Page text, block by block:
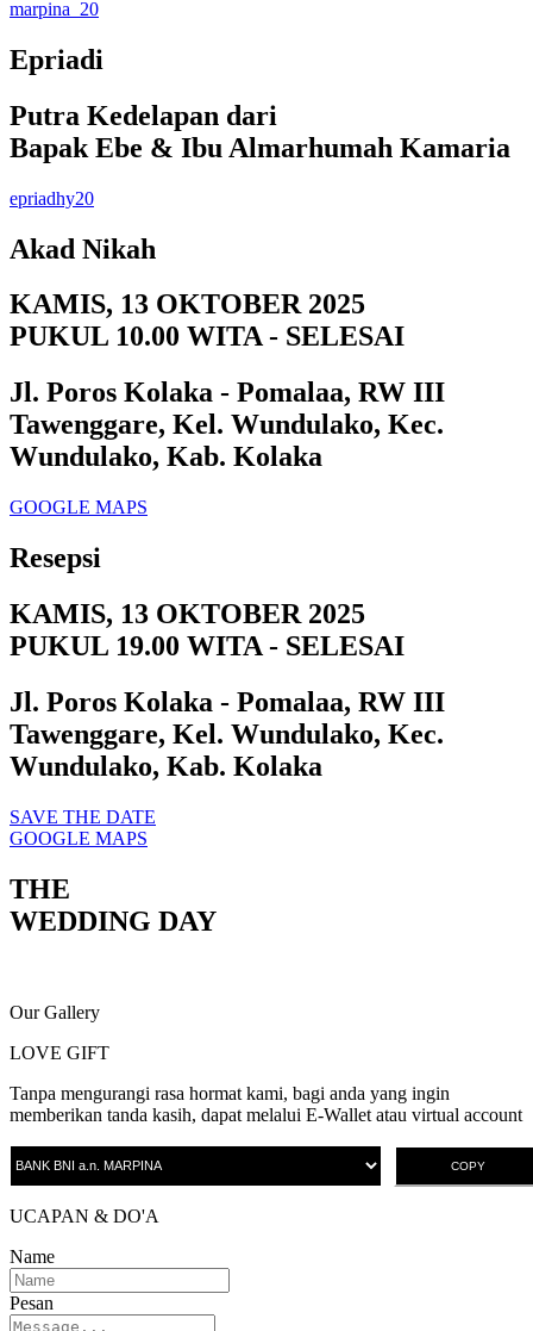
marpina_20
Epriadi
Putra Kedelapan dari
Bapak Ebe & Ibu Almarhumah Kamaria
epriadhy20
Akad Nikah
KAMIS, 13 OKTOBER 2025
PUKUL 10.00 WITA - SELESAI
Jl. Poros Kolaka - Pomalaa, RW III
Tawenggare, Kel. Wundulako, Kec.
Wundulako, Kab. Kolaka
GOOGLE MAPS
Resepsi
KAMIS, 13 OKTOBER 2025
PUKUL 19.00 WITA - SELESAI
Jl. Poros Kolaka - Pomalaa, RW III
Tawenggare, Kel. Wundulako, Kec.
Wundulako, Kab. Kolaka
SAVE THE DATE
GOOGLE MAPS
THE
WEDDING DAY
Our Gallery
LOVE GIFT
Tanpa mengurangi rasa hormat kami, bagi anda yang ingin
memberikan tanda kasih, dapat melalui E-Wallet atau virtual account
COPY
UCAPAN & DO'A
Name
Pesan